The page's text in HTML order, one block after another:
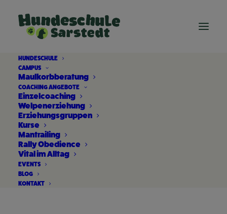
HUNDESCHULE
CAMPUS
Maulkorbberatung
COACHING ANGEBOTE
Einzelcoaching
Welpenerziehung
Erziehungsgruppen
Kurse
Mantrailing
Rally Obedience
Vital im Alltag
EVENTS
BLOG
KONTAKT
reizoffene Hunde